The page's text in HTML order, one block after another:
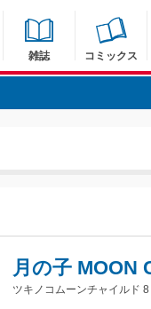
雑誌 コミックス
月の子 MOON
ツキノコムーンチャイルド 8